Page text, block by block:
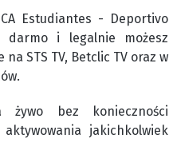
Estudiantes - Deportivo
darmo i legalnie możesz
STS TV, Betclic TV oraz w
żywo bez konieczności
jakichkolwiek